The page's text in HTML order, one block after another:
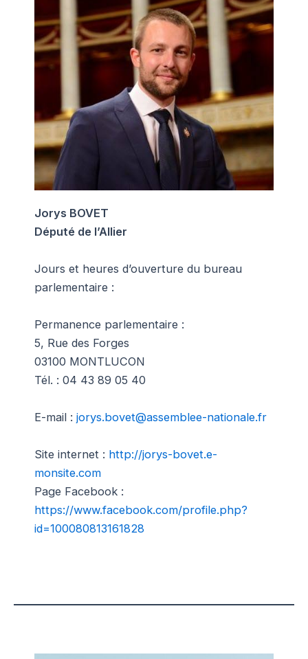
Jorys BOVET
Député de l’Allier
Jours et heures d’ouverture du bureau
parlementaire :
Permanence parlementaire :
5, Rue des Forges
03100 MONTLUCON
Tél. : 04 43 89 05 40
E-mail : jorys.bovet@assemblee-nationale.fr
Site internet : http://jorys-bovet.e-
monsite.com
Page Facebook :
https://www.facebook.com/profile.php?
id=100080813161828